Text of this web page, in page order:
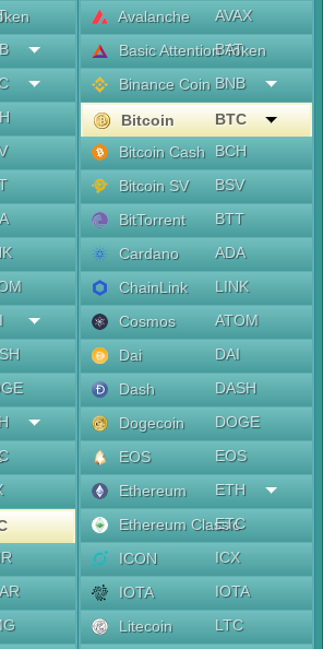
Avalanche
AVAX
Basic Attention Token
BAT
Binance Coin BNB
Bitcoin
BTC
Bitcoin Cash
BCH
Bitcoin SV
BSV
BitTorrent
BTT
Cardano
ADA
ChainLink
LINK
Cosmos
ATOM
Dai
DAI
Dash
DASH
Dogecoin
DOGE
EOS
EOS
Ethereum
ETH
Ethereum Classic
ETC
ICON
ICX
IOTA
IOTA
Litecoin
LTC